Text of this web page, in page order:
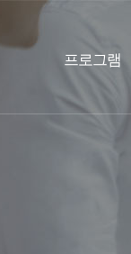
프로그램